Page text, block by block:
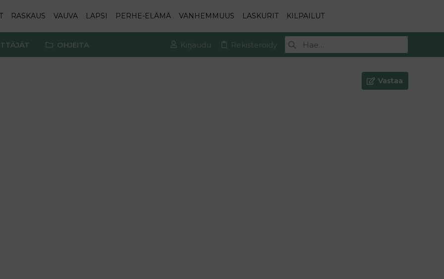
RASKAUS VAUVA LAPSI PERHE-ELÄMÄ VANHEMMUUS LASKURIT KILPAILUT
OHJEITA Kirjaudu Rekisteröidy
Vastaa